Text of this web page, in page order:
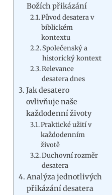
Božích přikázání
Původ desatera v
biblickém
kontextu
Společenský a
historický kontext
Relevance
desatera dnes
Jak desatero
ovlivňuje naše
každodenní životy
Praktické užití v
každodenním
životě
Duchovní rozměr
desatera
Analýza jednotlivých
přikázání desatera